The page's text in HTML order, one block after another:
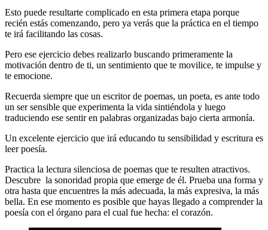
Esto puede resultarte complicado en esta primera etapa porque
recién estás comenzando, pero ya verás que la práctica en el tiempo
te irá facilitando las cosas.
Pero ese ejercicio debes realizarlo buscando primeramente la
motivación dentro de ti, un sentimiento que te movilice, te impulse y
te emocione.
Recuerda siempre que un escritor de poemas, un poeta, es ante todo
un ser sensible que experimenta la vida sintiéndola y luego
traduciendo ese sentir en palabras organizadas bajo cierta armonía.
Un excelente ejercicio que irá educando tu sensibilidad y escritura es
leer poesía.
Practica la lectura silenciosa de poemas que te resulten atractivos.
Descubre la sonoridad propia que emerge de él. Prueba una forma y
otra hasta que encuentres la más adecuada, la más expresiva, la más
bella. En ese momento es posible que hayas llegado a comprender la
poesía con el órgano para el cual fue hecha: el corazón.